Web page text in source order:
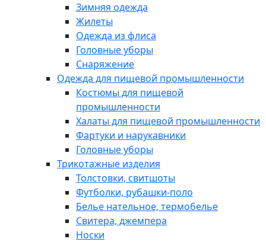
Зимняя одежда
Жилеты
Одежда из флиса
Головные уборы
Снаряжение
Одежда для пищевой промышленности
Костюмы для пищевой
промышленности
Халаты для пищевой промышленности
Фартуки и нарукавники
Головные уборы
Трикотажные изделия
Толстовки, свитшоты
Футболки, рубашки-поло
Белье нательное, термобелье
Свитера, джемпера
Носки